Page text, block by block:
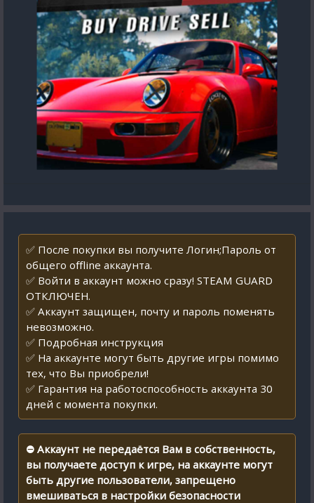
✅ После покупки вы получите Логин;Пароль от
общего offline аккаунта.
✅ Войти в аккаунт можно сразу! STEAM GUARD
ОТКЛЮЧЕН.
✅ Аккаунт защищен, почту и пароль поменять
невозможно.
✅ Подробная инструкция
✅ На аккаунте могут быть другие игры помимо
тех, что Вы приобрели!
✅ Гарантия на работоспособность аккаунта 30
дней с момента покупки.
⛔ Аккаунт не передаётся Вам в собственность,
вы получаете доступ к игре, на аккаунте могут
быть другие пользователи, запрещено
вмешиваться в настройки безопасности